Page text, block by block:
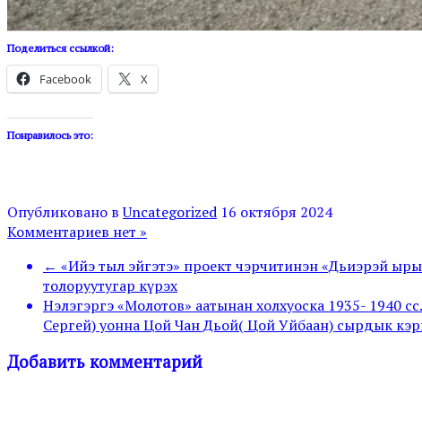
Поделиться ссылкой:
Facebook X
Понравилось это:
Опубликовано вUncategorized 16 октября 2024
Комментариев нет »
← «Ийэ тыл эйгэтэ» проект чэрчитинэн «Дьиэрэй
толоруутугар күрэх
Нэлэгэргэ «Молотов» аатынан холхуоска 1935- 1940
Сергей) уонна Цой Чан Дьой( Цой Уйбаан) сырдык
Добавить комментарий